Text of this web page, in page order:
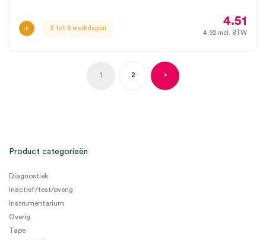
3 tot 5 werkdagen
4.51
4.92 incl. BTW
1 2 >
Product categorieën
Diagnostiek
Inactief/test/overig
Instrumentarium
Overig
Tape